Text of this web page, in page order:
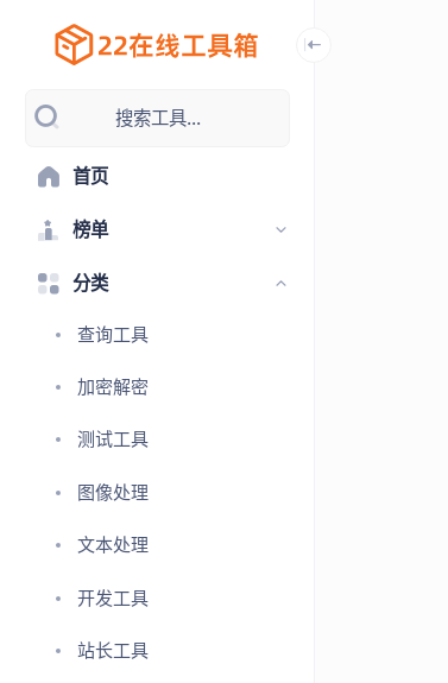
搜索工具...
首页
榜单
分类
查询工具
加密解密
测试工具
图像处理
文本处理
开发工具
站长工具